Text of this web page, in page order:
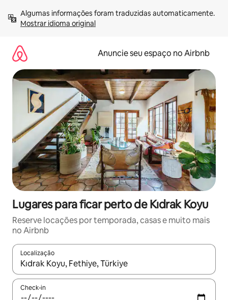
para
Mostrar idioma original
Anuncie seu espaço no Airbnb
Lugares para ficar perto de Kıdrak Koyu
Reserve locações por temporada, casas e muito mais
no Airbnb
Localização
Quando os resultados estiverem disponíveis, explore-os
Check-in